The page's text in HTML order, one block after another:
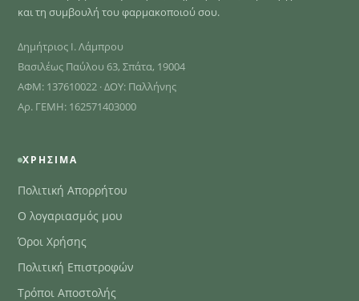
και τη συμβουλή του φαρμακοποιού σου.
Δημήτριος Ι. Λάμπρου
Βασιλέως Παύλου 63, Σπάτα, 19004
ΑΦΜ: 137610022 · ΔΟΥ: Παλλήνης
Αρ. ΓΕΜΗ: 162571403000
ΧΡΉΣΙΜΑ
Πολιτική Απορρήτου
Ο λογαριασμός μου
Όροι Χρήσης
Πολιτική Επιστροφών
Τρόποι Αποστολής